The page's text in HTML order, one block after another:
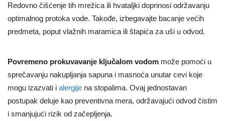
Redovno čišćenje tih mrežica ili hvataljki doprinosi održavanju
optimalnog protoka vode. Takođe, izbegavajte bacanje većih
predmeta, poput vlažnih maramica ili štapića za uši u odvod.
Povremeno prokuvavanje ključalom vodom može pomoći u
sprečavanju nakupljanja sapuna i masnoća unutar cevi koje
mogu izazvati i alergije na stopalima. Ovaj jednostavan
postupak deluje kao preventivna mera, održavajući odvod čistim
i smanjujući rizik od začepljenja.